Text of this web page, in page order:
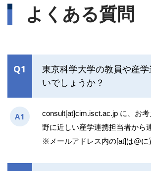
よくある質問
Q1
東京科学大学の教員や産
いでしょうか？
A1
consult[at]cim.isct.ac.jp に、お
野に近しい産学連携担当者から
※メールアドレス内の[at]は@に